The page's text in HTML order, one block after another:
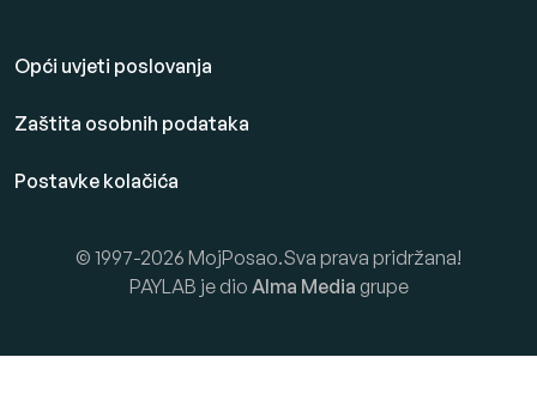
Opći uvjeti poslovanja
Zaštita osobnih podataka
Postavke kolačića
© 1997-2026 MojPosao.Sva prava pridržana!
PAYLAB je dio Alma Media grupe